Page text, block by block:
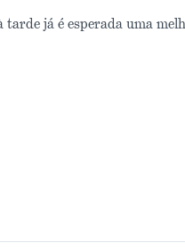
tarde já é esperada uma